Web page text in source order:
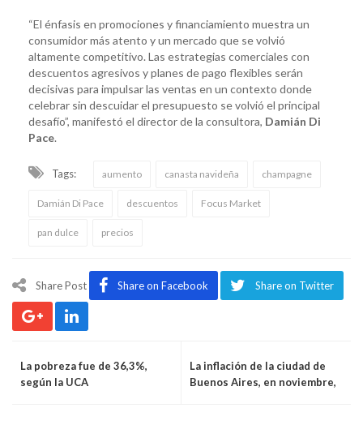
“El énfasis en promociones y financiamiento muestra un
consumidor más atento y un mercado que se volvió
altamente competitivo. Las estrategias comerciales con
descuentos agresivos y planes de pago flexibles serán
decisivas para impulsar las ventas en un contexto donde
celebrar sin descuidar el presupuesto se volvió el principal
desafío”, manifestó el director de la consultora, Damián Di
Pace.
Tags: aumento canasta navideña champagne
Damián Di Pace descuentos Focus Market
pan dulce precios
Share Post Share on Facebook Share on Twitter
La pobreza fue de 36,3%,
según la UCA
La inflación de la ciudad de
Buenos Aires, en noviembre,